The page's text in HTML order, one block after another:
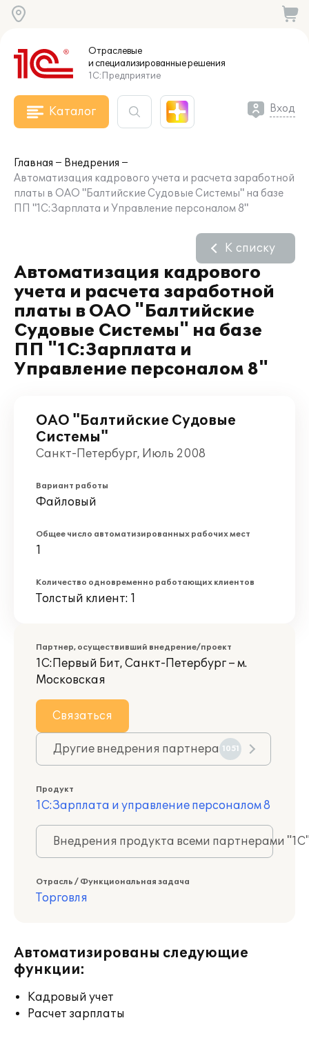
Отраслевые
и специализированныерешения
1С:Предприятие
Каталог Вход
Главная
Внедрения
Автоматизация кадрового учета и расчета заработной
платы в ОАО "Балтийские Судовые Системы" на базе
ПП "1С:Зарплата и Управление персоналом 8"
Автоматизация кадрового
учета и расчета заработной
платы в ОАО "Балтийские
Судовые Системы" на базе
ПП "1С:Зарплата и
Управление персоналом 8"
К списку
ОАО "Балтийские Судовые
Системы"
Санкт-Петербург, Июль 2008
Вариант работы
Файловый
Общее число автоматизированных рабочих мест
1
Количество одновременно работающих клиентов
Толстый клиент: 1
Партнер, осуществивший внедрение/проект
1С:Первый Бит, Санкт-Петербург – м.
Московская
Связаться
Другие внедрения партнера 1051
Продукт
1С:Зарплата и управление персоналом 8
Внедрения продукта всеми партнерами
Отрасль / Функциональная задача
Торговля
Автоматизированы следующие
функции:
Кадровый учет
Расчет зарплаты